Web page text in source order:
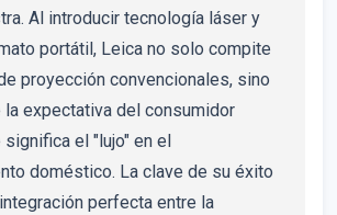
Al introducir tecnología láser y
portátil, Leica no solo compite
proyección convencionales, sino
la expectativa del consumidor
el "lujo" en el
doméstico. La clave de su éxito
perfecta entre la